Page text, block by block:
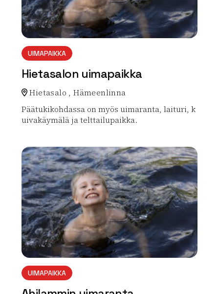
UIMAPAIKKA
Hietasalon uimapaikka
Hietasalo , Hämeenlinna
Päätukikohdassa on myös uimaranta, laituri, k
uivakäymälä ja telttailupaikka.
array(0) { }
UIMAPAIKKA